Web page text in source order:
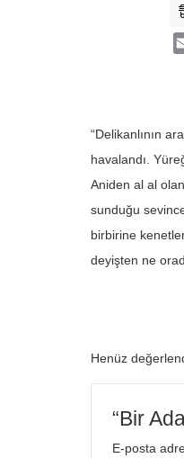
“Delikanlının
havalandı.
Aniden al al
sunduğu
birbirine
deyişten ne
Henüz
“Bir
E-posta